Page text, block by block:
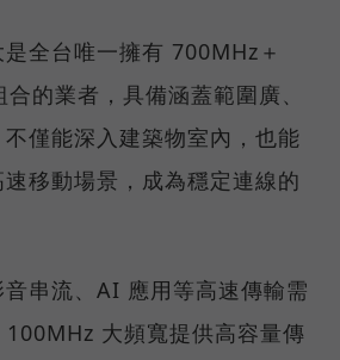
全台唯一擁有 700MHz＋
的業者，具備涵蓋範圍廣、
僅能深入建築物室內，也能
移動場景，成為穩定連線的
串流、AI 應用等高速傳輸需
大頻寬提供高容量傳